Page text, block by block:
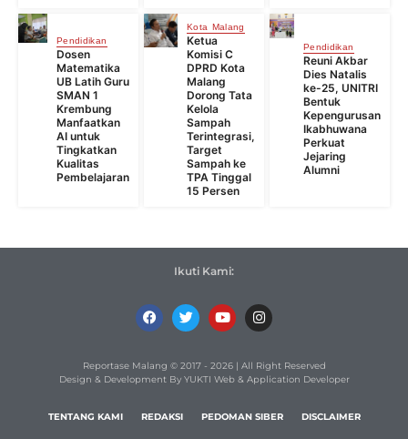
Pendidikan
Dosen
Matematika
UB Latih Guru
SMAN 1
Krembung
Manfaatkan
AI untuk
Tingkatkan
Kualitas
Pembelajaran
Kota Malang
Ketua
Komisi C
DPRD Kota
Malang
Dorong Tata
Kelola
Sampah
Terintegrasi,
Target
Sampah ke
TPA Tinggal
15 Persen
Pendidikan
Reuni Akbar
Dies Natalis
ke-25, UNITRI
Bentuk
Kepengurusan
Ikabhuwana
Perkuat
Jejaring
Alumni
Ikuti Kami:
Reportase Malang © 2017 - 2026 | All Right Reserved
Design & Development By YUKTI Web & Application Developer
TENTANG KAMI REDAKSI PEDOMAN SIBER DISCLAIMER